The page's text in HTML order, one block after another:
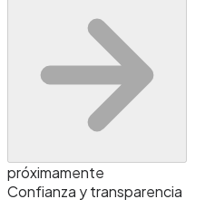
próximamente
Confianza y transparencia